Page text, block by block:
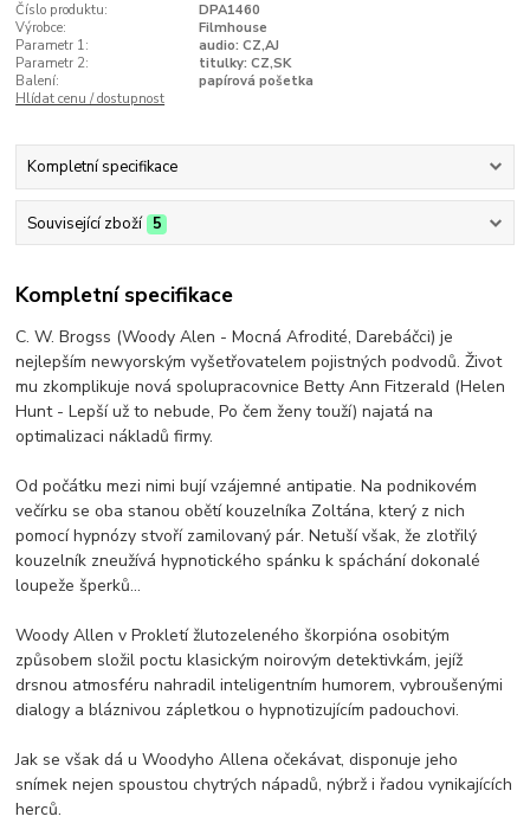
Číslo produktu:
DPA1460
Výrobce:
Filmhouse
Parametr 1:
audio: CZ,AJ
Parametr 2:
titulky: CZ,SK
Balení:
papírová pošetka
Hlídat cenu / dostupnost
Kompletní specifikace
Související zboží 5
Kompletní specifikace
C. W. Brogss (Woody Alen - Mocná Afrodité, Darebáčci) je
nejlepším newyorským vyšetřovatelem pojistných podvodů. Život
mu zkomplikuje nová spolupracovnice Betty Ann Fitzerald (Helen
Hunt - Lepší už to nebude, Po čem ženy touží) najatá na
optimalizaci nákladů firmy.
Od počátku mezi nimi bují vzájemné antipatie. Na podnikovém
večírku se oba stanou obětí kouzelníka Zoltána, který z nich
pomocí hypnózy stvoří zamilovaný pár. Netuší však, že zlotřilý
kouzelník zneužívá hypnotického spánku k spáchání dokonalé
loupeže šperků...
Woody Allen v Prokletí žlutozeleného škorpióna osobitým
způsobem složil poctu klasickým noirovým detektivkám, jejíž
drsnou atmosféru nahradil inteligentním humorem, vybroušenými
dialogy a bláznivou zápletkou o hypnotizujícím padouchovi.
Jak se však dá u Woodyho Allena očekávat, disponuje jeho
snímek nejen spoustou chytrých nápadů, nýbrž i řadou vynikajících
herců.